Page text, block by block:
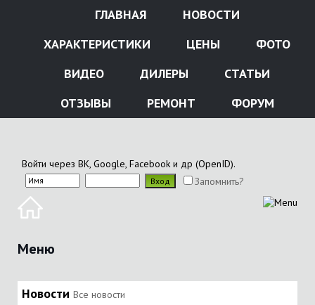
ГЛАВНАЯ
НОВОСТИ
ХАРАКТЕРИСТИКИ
ЦЕНЫ
ФОТО
ВИДЕО
ДИЛЕРЫ
СТАТЬИ
ОТЗЫВЫ
РЕМОНТ ФОРУМ
Войти через ВК, Google, Facebook и др (OpenID).
Запомнить?
Меню
Новости Все новости